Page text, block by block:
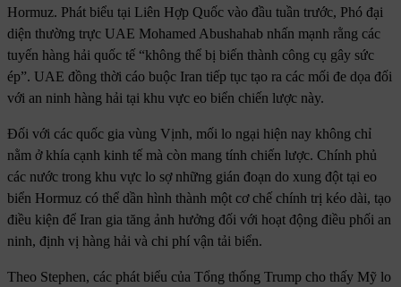
Hormuz. Phát biểu tại Liên Hợp Quốc vào đầu tuần trước, Phó đại
diện thường trực UAE Mohamed Abushahab nhấn mạnh rằng các
tuyến hàng hải quốc tế “không thể bị biến thành công cụ gây sức
ép”. UAE đồng thời cáo buộc Iran tiếp tục tạo ra các mối đe dọa đối
với an ninh hàng hải tại khu vực eo biển chiến lược này.
Đối với các quốc gia vùng Vịnh, mối lo ngại hiện nay không chỉ
nằm ở khía cạnh kinh tế mà còn mang tính chiến lược. Chính phủ
các nước trong khu vực lo sợ những gián đoạn do xung đột tại eo
biển Hormuz có thể dần hình thành một cơ chế chính trị kéo dài, tạo
điều kiện để Iran gia tăng ảnh hưởng đối với hoạt động điều phối an
ninh, định vị hàng hải và chi phí vận tải biển.
Theo Stephen, các phát biểu của Tổng thống Trump cho thấy Mỹ lo